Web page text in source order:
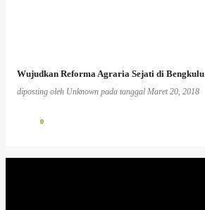
Wujudkan Reforma Agraria Sejati di Bengkulu
diposting oleh Unknown pada tanggal Maret 20, 2018
0